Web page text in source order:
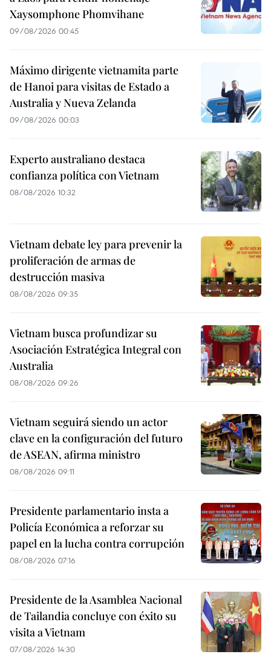
Xaysomphone Phomvihane
09/08/2026 00:45
Máximo dirigente vietnamita parte
de Hanoi para visitas de Estado a
Australia y Nueva Zelanda
09/08/2026 00:03
Experto australiano destaca
confianza política con Vietnam
08/08/2026 10:32
Vietnam debate ley para prevenir la
proliferación de armas de
destrucción masiva
08/08/2026 09:35
Vietnam busca profundizar su
Asociación Estratégica Integral con
Australia
08/08/2026 09:26
Vietnam seguirá siendo un actor
clave en la configuración del futuro
de ASEAN, afirma ministro
08/08/2026 09:11
Presidente parlamentario insta a
Policía Económica a reforzar su
papel en la lucha contra corrupción
08/08/2026 07:16
Presidente de la Asamblea Nacional
de Tailandia concluye con éxito su
visita a Vietnam
07/08/2026 14:30